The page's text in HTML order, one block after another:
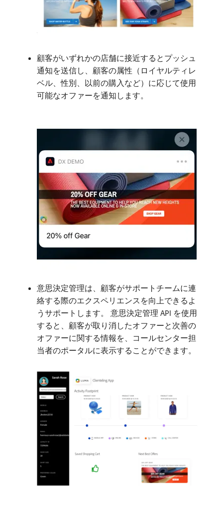
顧客がいずれかの店舗に接近するとプッシュ
通知を送信し、顧客の属性（ロイヤルティレ
ベル、性別、以前の購入など）に応じて使用
可能なオファーを通知します。
意思決定管理は、顧客がサポートチームに連
絡する際のエクスペリエンスを向上できるよ
うサポートします。 意思決定管理 API を使用
すると、顧客が取り消したオファーと次善の
オファーに関する情報を、コールセンター担
当者のポータルに表示することができます。